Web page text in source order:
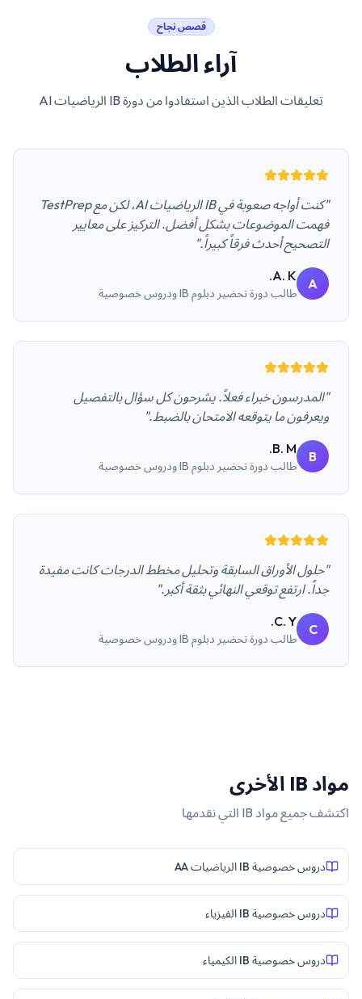
قصص نجاح
آراء الطلاب
تعليقات الطلاب الذين استفادوا من دورة IB الرياضيات AI
"كنت أواجه صعوبة في IB الرياضيات AI، لكن مع TestPrep
فهمت الموضوعات بشكل أفضل. التركيز على معايير
التصحيح أحدث فرقاً كبيراً."
A
A. K.
طالب دورة تحضير دبلوم IB ودروس خصوصية
"المدرسون خبراء فعلاً. يشرحون كل سؤال بالتفصيل
ويعرفون ما يتوقعه الامتحان بالضبط."
B
B. M.
طالب دورة تحضير دبلوم IB ودروس خصوصية
"حلول الأوراق السابقة وتحليل مخطط الدرجات كانت مفيدة
جداً. ارتفع توقعي النهائي بثقة أكبر."
C
C. Y.
طالب دورة تحضير دبلوم IB ودروس خصوصية
مواد IB الأخرى
اكتشف جميع مواد IB التي نقدمها
دروس خصوصية IB الرياضيات AA
دروس خصوصية IB الفيزياء
دروس خصوصية IB الكيمياء